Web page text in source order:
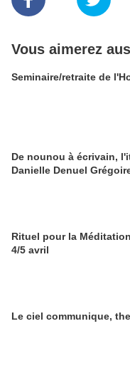
Vous aimerez
Seminaire/retraite de
De nounou à écrivain,
Danielle Denuel
Rituel pour la
4/5 avril
Le ciel communique,